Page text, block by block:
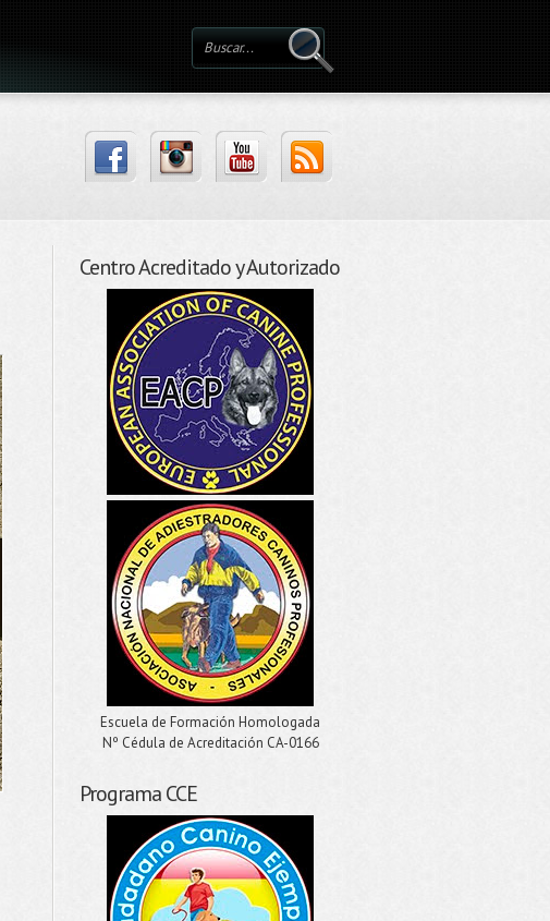
Centro Acreditado y Autorizado
Escuela de Formación Homologada
Nº Cédula de Acreditación CA-0166
Programa CCE